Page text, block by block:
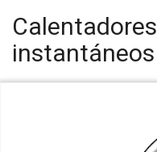
instantáneos